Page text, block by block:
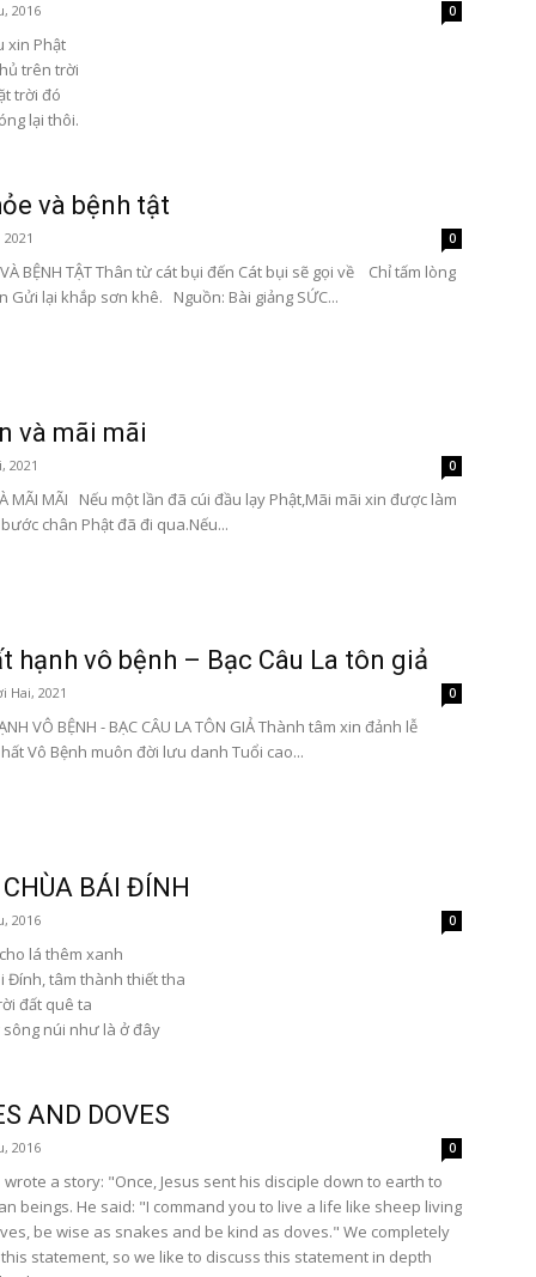
2016 0
xin Phật
trên trời
trời đó
lại thôi.
và bệnh tật
0
VÀ BỆNH TẬT Thân từ cát bụi đến Cát bụi sẽ gọi về Chỉ tấm lòng
Gửi lại khắp sơn khê. Nguồn: Bài giảng SỨC...
và mãi mãi
2021 0
MÃI MÃI Nếu một lần đã cúi đầu lạy Phật,Mãi mãi xin được làm
chân Phật đã đi qua.Nếu...
hạnh vô bệnh – Bạc Câu La tôn giả
Hai, 2021 0
VÔ BỆNH - BẠC CÂU LA TÔN GIẢ Thành tâm xin đảnh lễ
Vô Bệnh muôn đời lưu danh Tuổi cao...
BÁI ĐÍNH
2016 0
lá thêm xanh
Đính, tâm thành thiết tha
đất quê ta
núi như là ở đây
AND DOVES
2016 0
wrote a story: "Once, Jesus sent his disciple down to earth to
beings. He said: "I command you to live a life like sheep living
be wise as snakes and be kind as doves." We completely
statement, so we like to discuss this statement in depth